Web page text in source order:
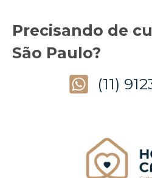
Precisando de
São Paulo?
(11)